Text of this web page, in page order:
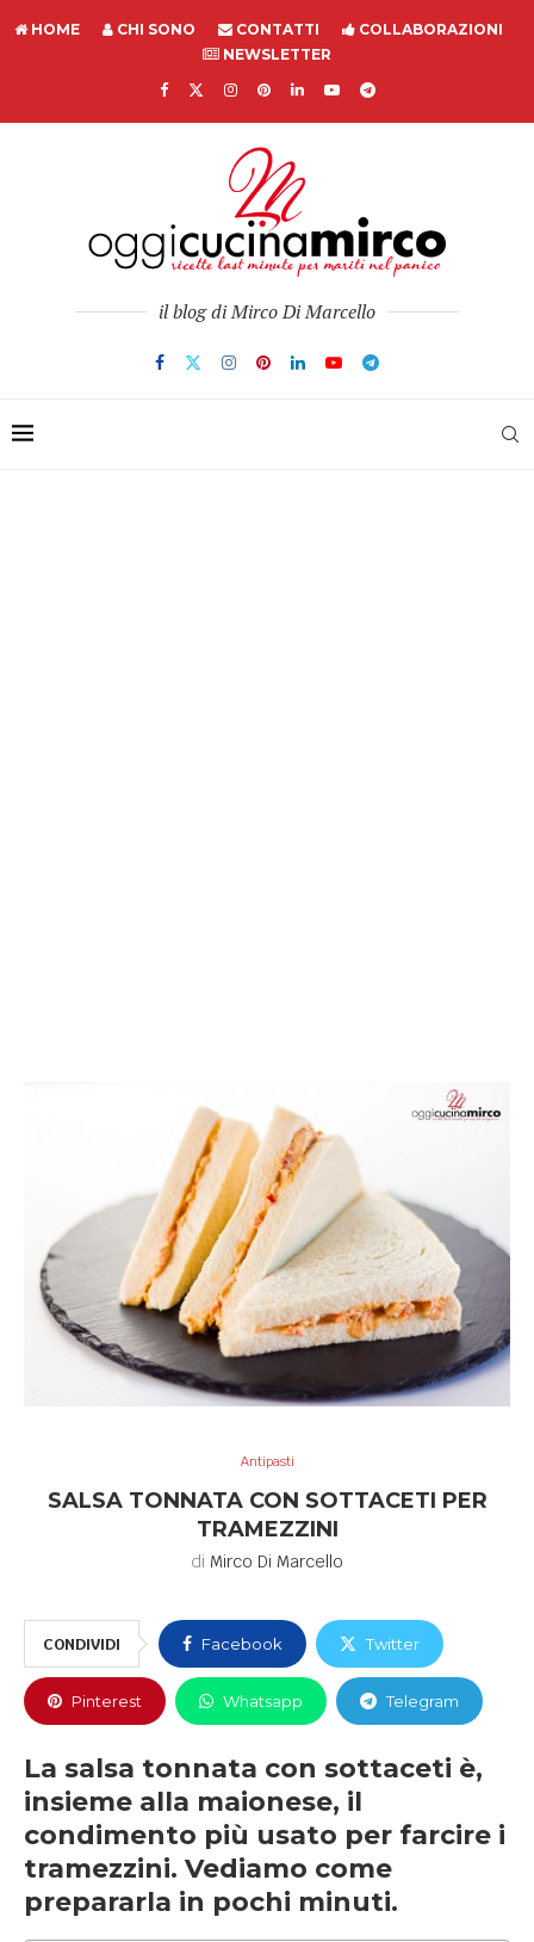
HOME CHI SONO CONTATTI
COLLABORAZIONI
NEWSLETTER
il blog di Mirco Di Marcello
Antipasti
SALSA TONNATA CON SOTTACETI PER
TRAMEZZINI
di Mirco Di Marcello
CONDIVIDI Facebook Twitter
Pinterest Whatsapp Telegram
La salsa tonnata con sottaceti è,
insieme alla maionese, il
condimento più usato per farcire i
tramezzini. Vediamo come
prepararla in pochi minuti.